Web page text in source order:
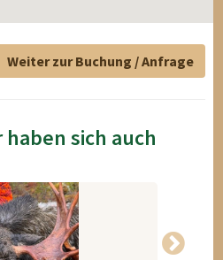
Weiter zur Buchung / Anfrage
sich auch